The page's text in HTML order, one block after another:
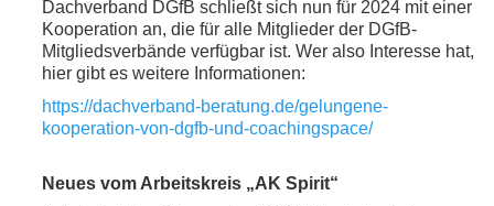
Dachverband DGfB schließt sich nun für 2024 mit einer
Kooperation an, die für alle Mitglieder der DGfB-
Mitgliedsverbände verfügbar ist. Wer also Interesse hat,
hier gibt es weitere Informationen:
https://dachverband-beratung.de/gelungene-
kooperation-von-dgfb-und-coachingspace/
Neues vom Arbeitskreis „AK Spirit“